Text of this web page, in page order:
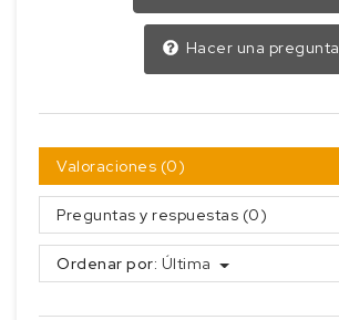
Hacer una pregunta
Valoraciones (0)
Preguntas y respuestas (0)
Ordenar por: Última